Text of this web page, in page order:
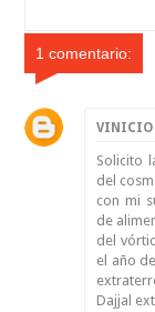
1 comentario:
VINICIO
Solicito
del
con mi
de
del
el año
Dajjal